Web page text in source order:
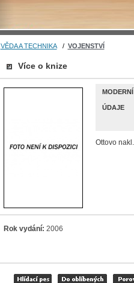
VĚDA A TECHNIKA/ VOJENSTVÍ
Více o knize
ÚDAJE
Ottovo
Rok vydání: 2006